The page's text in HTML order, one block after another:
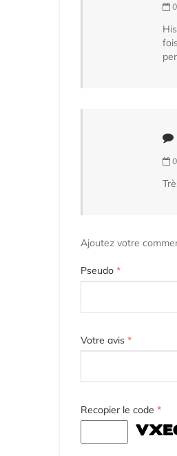
Ajoutez votre
Pseudo *
Votre avis *
Recopier le code *